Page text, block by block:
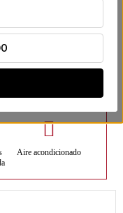
de la madera y la tierra.
Aire acondicionado